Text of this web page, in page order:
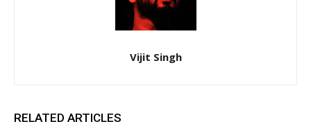
Vijit Singh
RELATED ARTICLES